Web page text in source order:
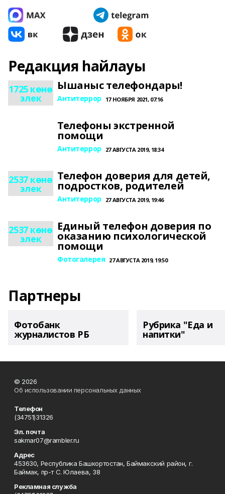
Редакция һайлауы
1725 көнө
элек
Ышаныс телефондары!
Антитеррор 17 НОЯБРЯ 2021, 07:16
Телефоны экстренной
помощи
Антитеррор 27 АВГУСТА 2019, 18:34
2537 көнө
элек
Телефон доверия для детей,
подростков, родителей
Антитеррор 27 АВГУСТА 2019, 19:46
2537 көнө
элек
Единый телефон доверия по
оказанию психологической
помощи
Фотогалерея 27 АВГУСТА 2019, 19:50
Партнеры
Фотобанк
журналистов РБ
Рубрика "Еда и
напитки"
© 2026
Об использовании персональных данных
Телефон
(34751)31326
Эл. почта
sakmar07@rambler.ru
Адрес
453630, Республика Башкортостан, Баймакский район, г.
Баймак, пр-т С. Юлаева, 38
Рекламная служба